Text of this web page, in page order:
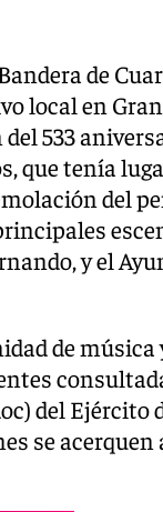
de
local en
533
que tenía
del
y el
de
del Ejército
se